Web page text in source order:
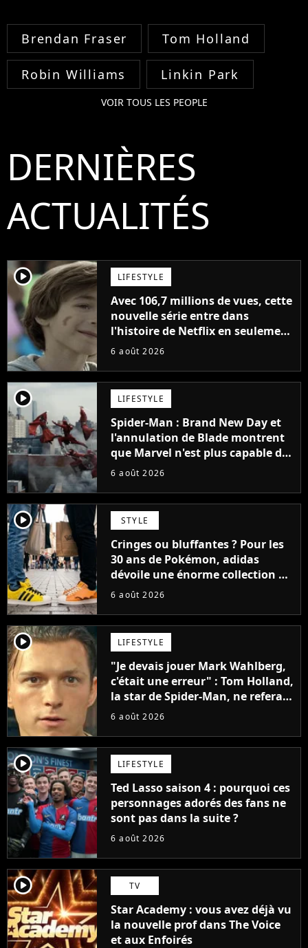
Brendan Fraser Tom Holland
Robin Williams Linkin Park
VOIR TOUS LES PEOPLE
DERNIÈRES
ACTUALITÉS
player2 LIFESTYLE
Avec 106,7 millions de vues, cette
nouvelle série entre dans
l'histoire de Netflix en seulement
48 jours
6 août 2026
player2 LIFESTYLE
Spider-Man : Brand New Day et
l'annulation de Blade montrent
que Marvel n'est plus capable de
faire quoi que ce soit de simple
6 août 2026
player2 STYLE
Cringes ou bluffantes ? Pour les
30 ans de Pokémon, adidas
dévoile une énorme collection de
sneakers et je ne sais pas quoi en
6 août 2026
player2 LIFESTYLE
"Je devais jouer Mark Wahlberg,
c'était une erreur" : Tom Holland,
la star de Spider-Man, ne referait
pas ce blockbuster
6 août 2026
player2 LIFESTYLE
Ted Lasso saison 4 : pourquoi ces
personnages adorés des fans ne
sont pas dans la suite ?
6 août 2026
player2 TV
Star Academy : vous avez déjà vu
la nouvelle prof dans The Voice
et aux Enfoirés